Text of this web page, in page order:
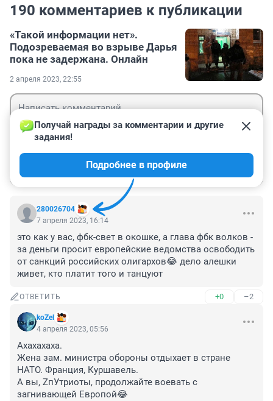
190 комментариев к публикации
«Такой информации нет».
Подозреваемая во взрыве Дарья
пока не задержана. Онлайн
2 апреля 2023, 22:55
280026704
Получай награды за комментарии и другие
задания!
Подробнее в профиле
7 апреля 2023, 16:14
это как у вас, фбк-свет в окошке, а глава фбк волков -
за деньги просит европейские ведомства освободить
от санкций российских олигархов😂 дело алешки
живет, кто платит того и танцуют
ОТВЕТИТЬ +0 –2
koZel
4 апреля 2023, 05:56
Ахахахаха.
Жена зам. министра обороны отдыхает в стране
НАТО. Франция, Куршавель.
А вы, ZпУтриоты, продолжайте воевать с
загнивающей Европой😂